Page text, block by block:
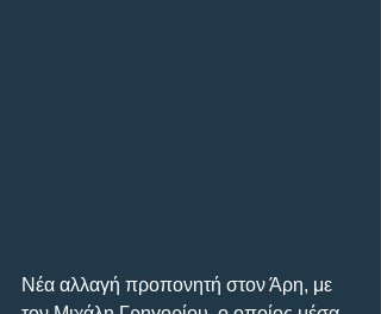
Νέα αλλαγή προπονητή στον Άρη, με